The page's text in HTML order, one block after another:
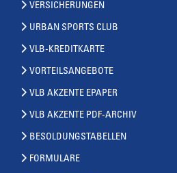
VERSICHERUNGEN
URBAN SPORTS CLUB
VLB-KREDITKARTE
VORTEILSANGEBOTE
VLB AKZENTE EPAPER
VLB AKZENTE PDF-ARCHIV
BESOLDUNGSTABELLEN
FORMULARE